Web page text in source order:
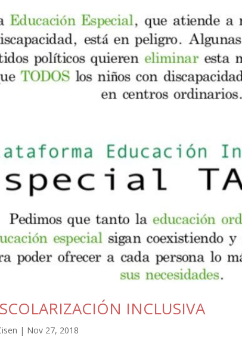
INCLUSIVA
| Nov 27, 2018